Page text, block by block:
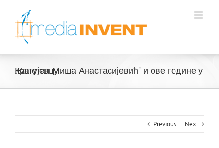
content
„Капетан Миша Анастасијевић“ и ове године у Крагујевцу
Previous Next